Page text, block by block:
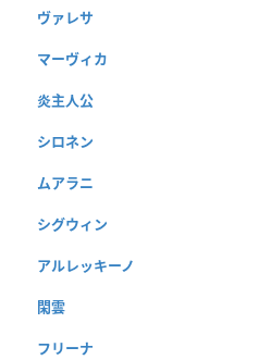
ヴァレサ
マーヴィカ
炎主人公
シロネン
ムアラニ
シグウィン
アルレッキーノ
閑雲
フリーナ